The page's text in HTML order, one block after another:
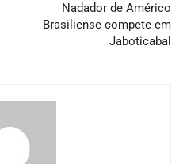
Nadador de Américo
Brasiliense compete em
Jaboticabal